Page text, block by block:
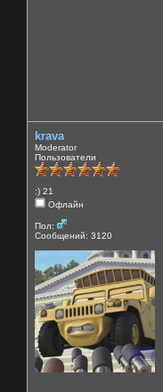
krava
Moderator
Пользователи
:) 21
Офлайн
Пол:
Сообщений: 3120